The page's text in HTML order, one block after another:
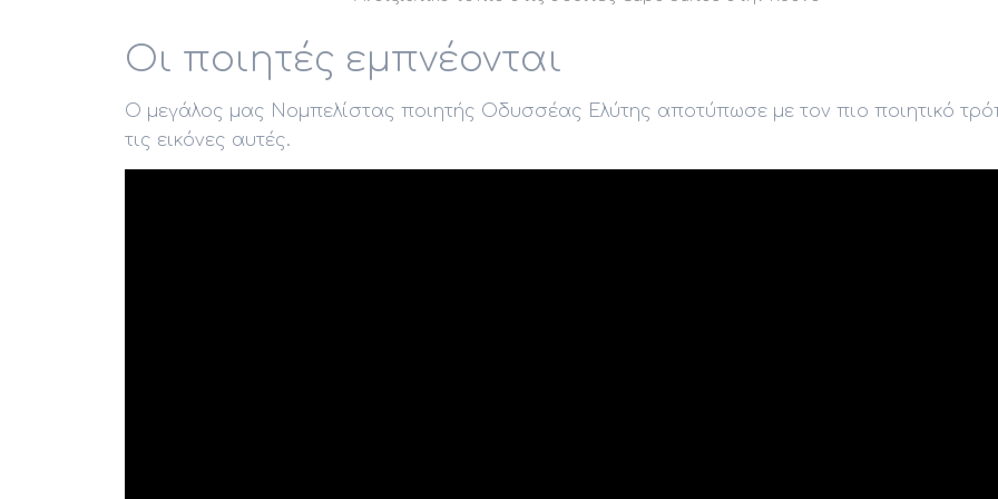
Οι ποιητές εμπνέονται
O μεγάλος μας Νομπελίστας ποιητής Οδυσσέας Ελύτης αποτύπωσε με τον πιο ποιητικό
τις εικόνες αυτές.